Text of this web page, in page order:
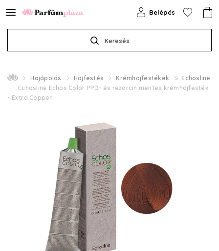
Keresés
Belépés
Hajápolás Hajfestés Krémhajfestékek
Echosline
Echosline Echos Color PPD- és rezorcin mentes krémhajfesték
- Extra Copper